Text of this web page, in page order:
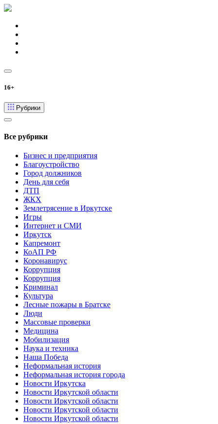
16+
Рубрики
Все рубрики
Бизнес и предприятия
Благоустройство
Город должников
День для себя
ДТП
ЖКХ
Землетрясение в Иркутске
Игры
Интернет и СМИ
Иркутск
Капремонт
КоАП РФ
Коронавирус
Коррупция
Коррупция
Криминал
Культура
Лесные пожары в Братске
Люди
Массовые проверки
Медицина
Мобилизация
Наука и техника
Наша Победа
Неформальная история
Неформальная история города
Новости Иркутска
Новости Иркутской области
Новости Иркутской области
Новости Иркутской области
Новости Иркутской области